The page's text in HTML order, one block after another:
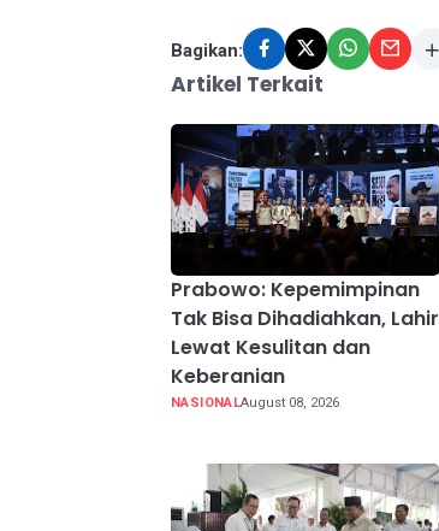
Bagikan:
Artikel Terkait
Prabowo: Kepemimpinan
Tak Bisa Dihadiahkan, Lahir
Lewat Kesulitan dan
Keberanian
NASIONALAugust 08, 2026